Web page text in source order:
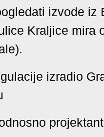
izvode iz
Kraljice mira
izradio